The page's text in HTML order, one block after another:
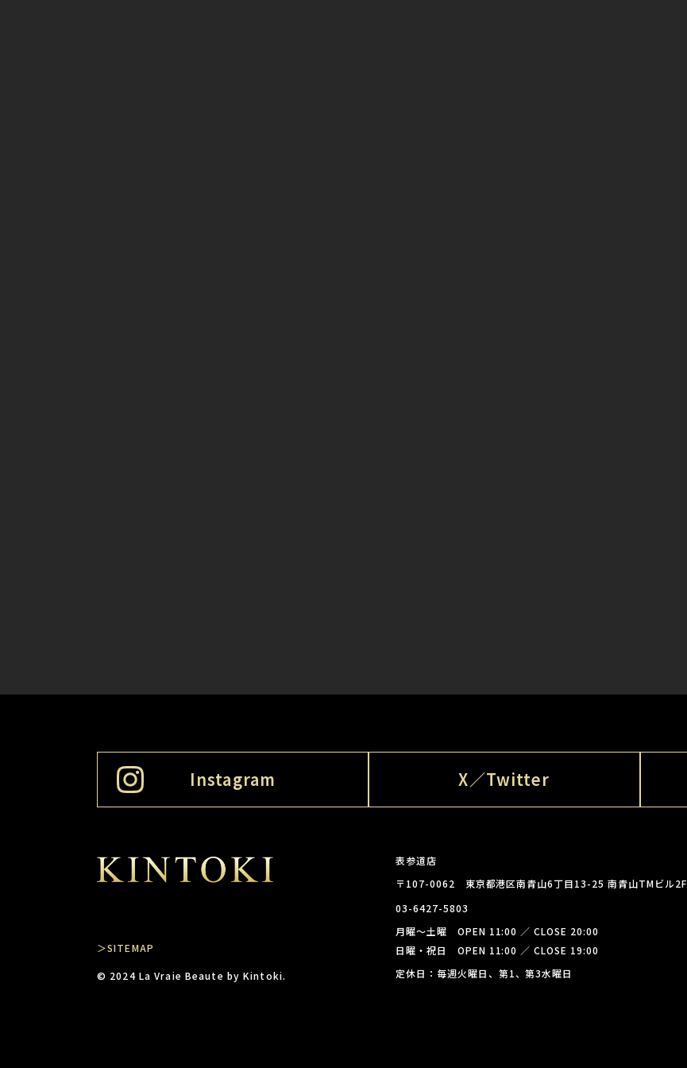
Instagram X／Twitter
表参道店
〒107-0062 東京都港区南青山6丁目13-25 南青山TMビル2F
03-6427-5803
月曜～土曜 OPEN 11:00 ／ CLOSE 20:00
日曜・祝日 OPEN 11:00 ／ CLOSE 19:00
定休日：毎週火曜日、第1、第3水曜日
＞SITEMAP
© 2024 La Vraie Beaute by Kintoki.